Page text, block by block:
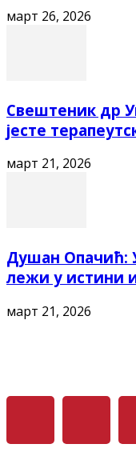
март 26, 2026
Свештеник др
јесте
март 21, 2026
Душан Опачић:
лежи у истини
март 21, 2026